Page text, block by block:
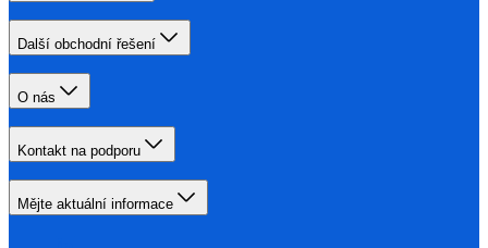
Další obchodní řešení
O nás
Kontakt na podporu
Mějte aktuální informace